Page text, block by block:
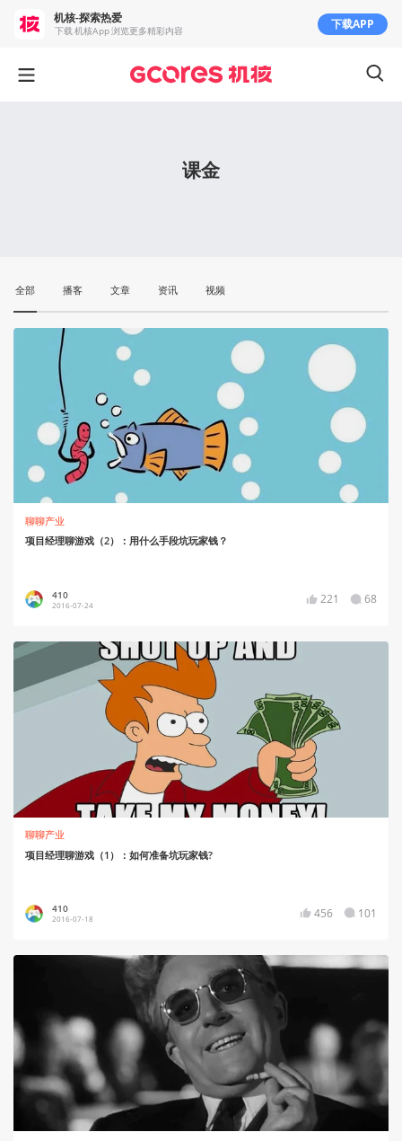
课金
全部 播客 文章 资讯 视频
聊聊产业
项目经理聊游戏（2）：用什么手段坑玩家钱？
410
2016-07-24 221 68
聊聊产业
项目经理聊游戏（1）：如何准备坑玩家钱?
410
2016-07-18 456 101
机核-探索热爱
下载 机核App 浏览更多精彩内容 下载APP